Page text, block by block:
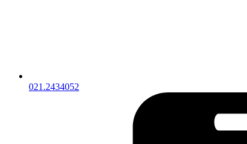
021.2434052